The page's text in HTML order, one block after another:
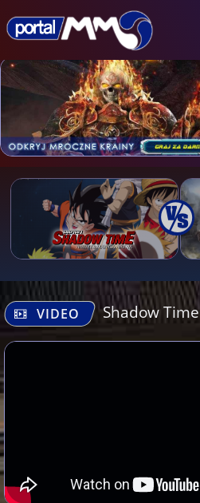
VIDEO Shadow Time